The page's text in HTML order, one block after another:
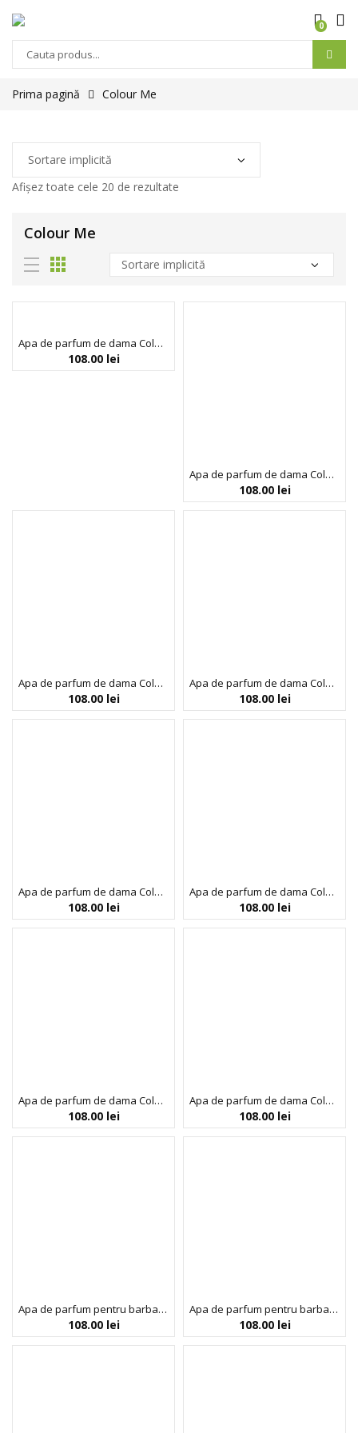
0
Prima pagină Colour Me
Afișez toate cele 20 de rezultate
Colour Me
Apa de parfum de dama Colour Me Aqua, Milton-Lloyd Fragrances, 100 ml
108.00 lei
Apa de parfum de dama Colour Me Colours, Milton-Lloyd Fragrances, 100 ml
108.00 lei
Apa de parfum de dama Colour Me Indigo, Milton-Lloyd Fragrances, 100 ml
108.00 lei
Apa de parfum de dama Colour Me Neon Pink, Milton-Lloyd Fragrances, 100 ml
108.00 lei
Apa de parfum de dama Colour Me Pink, Milton-Lloyd Fragrances, 100 ml
108.00 lei
Apa de parfum de dama Colour Me Purple, Milton-Lloyd Fragrances, 100 ml
108.00 lei
Apa de parfum de dama Colour Me Red, Milton-Lloyd Fragrances, 100 ml
108.00 lei
Apa de parfum de dama Colour Me Violet, Milton-Lloyd Fragrances, 100 ml
108.00 lei
Apa de parfum pentru barbati Colour Me Abstract Art, Milton-Lloyd Fragrances, 100 ml
108.00 lei
Apa de parfum pentru barbati Colour Me Azure, Milton-Lloyd Fragrances, 100 ml
108.00 lei